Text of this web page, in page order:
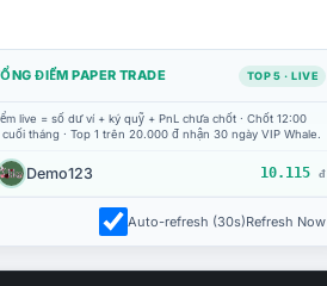
ĐIỂM PAPER TRADE TOP 5 · LIVE
live = số dư ví + ký quỹ + PnL chưa chốt · Chốt 12:00
tháng · Top 1 trên 20.000 đ nhận 30 ngày VIP Whale.
Demo123 10.115 đ
Auto-refresh (30s)Refresh Now